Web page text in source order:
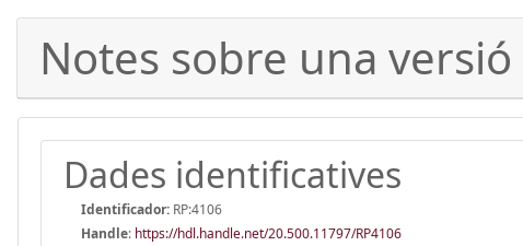
Notes sobre una
Dades identificatives
Identificador: RP:4106
Handle: https://hdl.handle.net/20.500.11797/RP4106